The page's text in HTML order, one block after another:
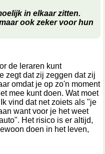
in elkaar zitten.
ook zeker voor hun
de leraren kunt
zegt dat zij zeggen dat zij
omdat je op zo'n moment
mee kunt doen. Wat moet
vind dat net zoiets als "je
want voor je het weet
Het risico is er altijd,
doen in het leven,